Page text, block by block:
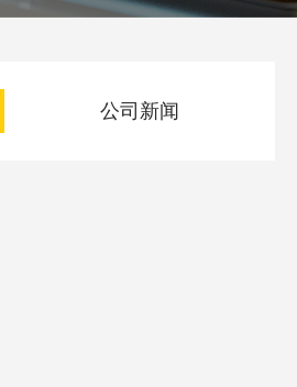
公司新闻